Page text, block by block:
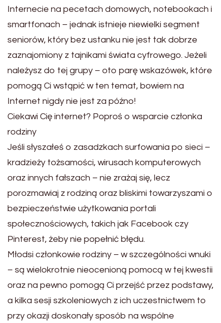
Internecie na pecetach domowych, notebookach i
smartfonach – jednak istnieje niewielki segment
seniorów, który bez ustanku nie jest tak dobrze
zaznajomiony z tajnikami świata cyfrowego. Jeżeli
należysz do tej grupy – oto parę wskazówek, które
pomogą Ci wstąpić w ten temat, bowiem na
Internet nigdy nie jest za późno!
Ciekawi Cię internet? Poproś o wsparcie członka
rodziny
Jeśli słyszałeś o zasadzkach surfowania po sieci –
kradzieży tożsamości, wirusach komputerowych
oraz innych fałszach – nie zrażaj się, lecz
porozmawiaj z rodziną oraz bliskimi towarzyszami o
bezpieczeństwie użytkowania portali
społecznościowych, takich jak Facebook czy
Pinterest, żeby nie popełnić błędu.
Młodsi członkowie rodziny – w szczególności wnuki
– są wielokrotnie nieocenioną pomocą w tej kwestii
oraz na pewno pomogą Ci przejść przez podstawy,
a kilka sesji szkoleniowych z ich uczestnictwem to
przy okazji doskonały sposób na wspólne